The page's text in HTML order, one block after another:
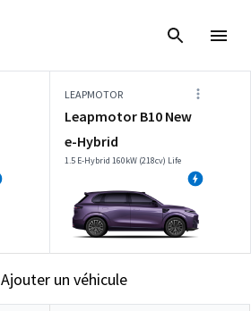
LEAPMOTOR
Leapmotor B10 New
e-Hybrid
1.5 E-Hybrid 160kW (218cv) Life
Ajouter un véhicule